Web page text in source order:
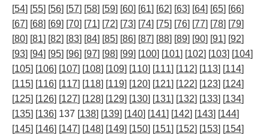
[54] [55] [56] [57] [58] [59] [60] [61] [62] [63] [64] [65] [66]
[67] [68] [69] [70] [71] [72] [73] [74] [75] [76] [77] [78] [79]
[80] [81] [82] [83] [84] [85] [86] [87] [88] [89] [90] [91] [92]
[93] [94] [95] [96] [97] [98] [99] [100] [101] [102] [103] [104]
[105] [106] [107] [108] [109] [110] [111] [112] [113] [114]
[115] [116] [117] [118] [119] [120] [121] [122] [123] [124]
[125] [126] [127] [128] [129] [130] [131] [132] [133] [134]
[135] [136] 137 [138] [139] [140] [141] [142] [143] [144]
[145] [146] [147] [148] [149] [150] [151] [152] [153] [154]